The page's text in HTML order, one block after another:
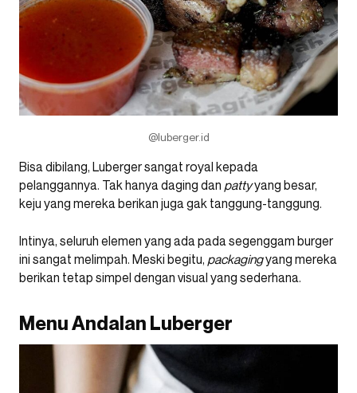
@luberger.id
Bisa dibilang, Luberger sangat royal kepada
pelanggannya. Tak hanya daging dan pattyyang besar,
keju yang mereka berikan juga gak tanggung-tanggung.
Intinya, seluruh elemen yang ada pada segenggam burger
ini sangat melimpah. Meski begitu, packagingyang mereka
berikan tetap simpel dengan visual yang sederhana.
Menu Andalan Luberger